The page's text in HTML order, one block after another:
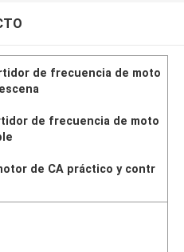
de frecuencia de moto
de frecuencia de moto
de CA práctico y contr